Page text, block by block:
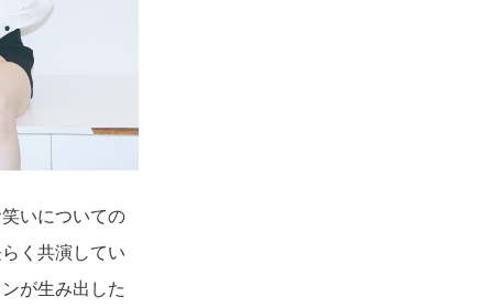
いについての
く共演してい
が生み出した